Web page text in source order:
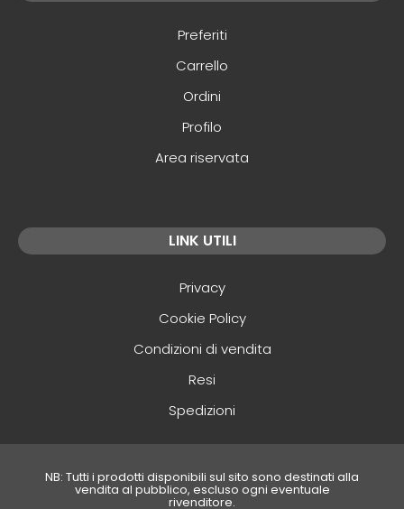
Preferiti
Carrello
Ordini
Profilo
Area riservata
LINK UTILI
Privacy
Cookie Policy
Condizioni di vendita
Resi
Spedizioni
NB: Tutti i prodotti disponibili sul sito sono destinati alla
vendita al pubblico, escluso ogni eventuale
rivenditore.